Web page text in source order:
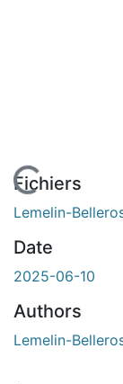
En cours de chargement...
Fichiers
Lemelin-
Date
2025-06-10
Authors
Lemelin-